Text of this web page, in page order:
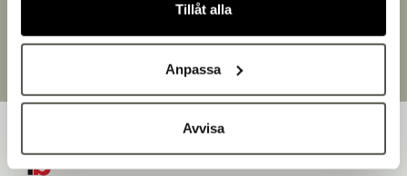
Tillåt alla
Anpassa
Avvisa
Egen produktion
Designat och tillverkat i Småland